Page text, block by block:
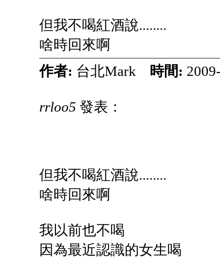
但我不喝紅酒說........
啥時回來啊
作者: 台北Mark 時間:
rrloo5 發表：
但我不喝紅酒說........
啥時回來啊
我以前也不喝
因為最近認識的女生喝